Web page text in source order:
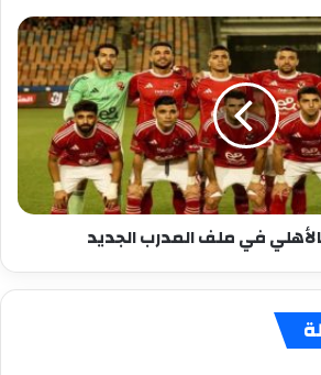
في ملف المدرب الجديد